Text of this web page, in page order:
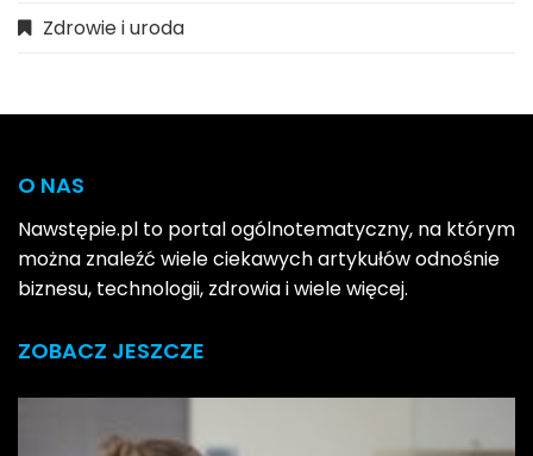
Zdrowie i uroda
O NAS
Nawstępie.pl to portal ogólnotematyczny, na którym
można znaleźć wiele ciekawych artykułów odnośnie
biznesu, technologii, zdrowia i wiele więcej.
ZOBACZ JESZCZE